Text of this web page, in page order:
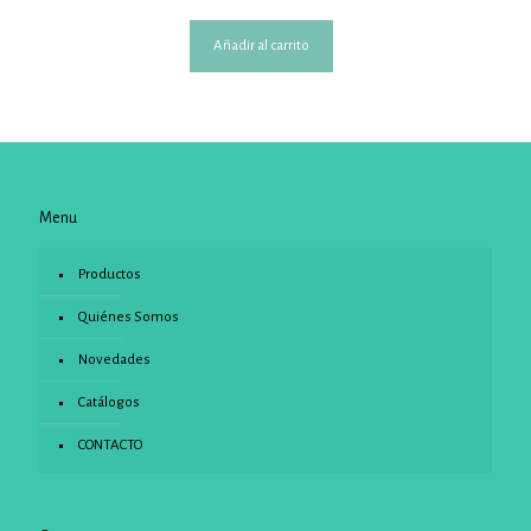
Añadir al carrito
Menu
Productos
Quiénes Somos
Novedades
Catálogos
CONTACTO